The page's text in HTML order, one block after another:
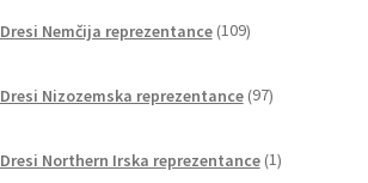
Dresi Nemčija reprezentance 109izdelkov
Dresi Nizozemska reprezentance 97izdelkov
Dresi Northern Irska reprezentance 1izdelek